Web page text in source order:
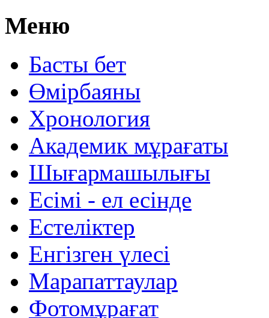
Меню
Басты бет
Өмірбаяны
Хронология
Aкадемик мұрағаты
Шығармашылығы
Есімі - ел есінде
Естеліктер
Енгізген үлесі
Марапаттаулар
Фотомұрағат